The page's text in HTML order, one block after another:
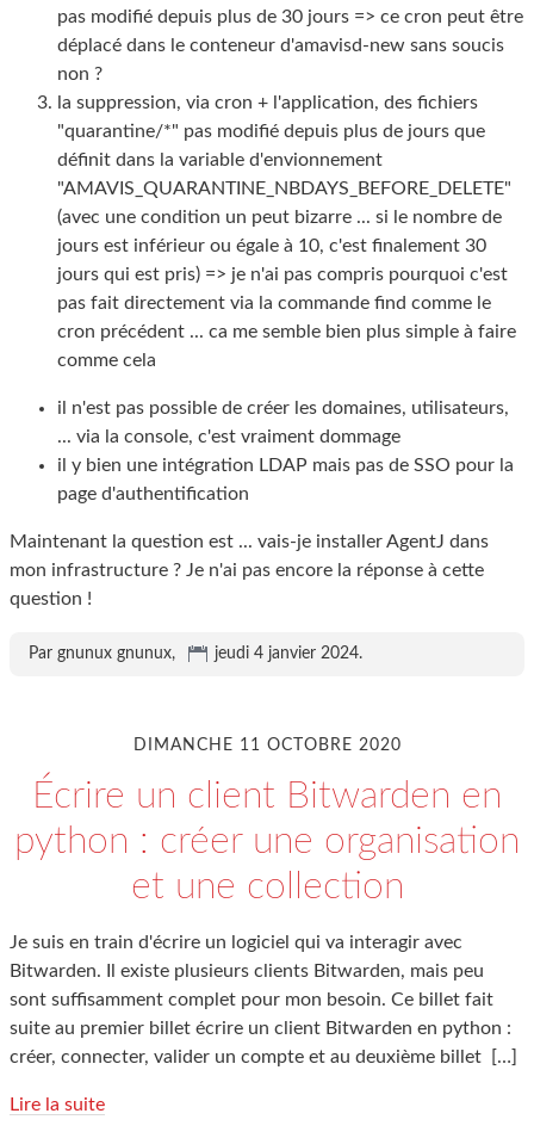
pas modifié depuis plus de 30 jours => ce cron peut être
déplacé dans le conteneur d'amavisd-new sans soucis
non ?
la suppression, via cron + l'application, des fichiers
"quarantine/*" pas modifié depuis plus de jours que
définit dans la variable d'envionnement
"AMAVIS_QUARANTINE_NBDAYS_BEFORE_DELETE"
(avec une condition un peut bizarre ... si le nombre de
jours est inférieur ou égale à 10, c'est finalement 30
jours qui est pris) => je n'ai pas compris pourquoi c'est
pas fait directement via la commande find comme le
cron précédent ... ca me semble bien plus simple à faire
comme cela
il n'est pas possible de créer les domaines, utilisateurs,
... via la console, c'est vraiment dommage
il y bien une intégration LDAP mais pas de SSO pour la
page d'authentification
Maintenant la question est ... vais-je installer AgentJ dans
mon infrastructure ? Je n'ai pas encore la réponse à cette
question !
Par gnunux gnunux, jeudi 4 janvier 2024.
DIMANCHE 11 OCTOBRE 2020
Écrire un client Bitwarden en
python : créer une organisation
et une collection
Je suis en train d'écrire un logiciel qui va interagir avec
Bitwarden. Il existe plusieurs clients Bitwarden, mais peu
sont suffisamment complet pour mon besoin. Ce billet fait
suite au premier billet écrire un client Bitwarden en python :
créer, connecter, valider un compte et au deuxième billet
[…]
Lire la suite